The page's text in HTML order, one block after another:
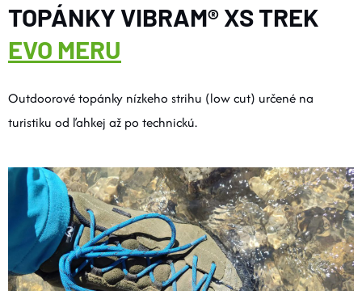
Podmienky ochrany osobných údajov
Reklamácie
Zľavové kódy Blog Moja objednávka
TOPÁNKY VIBRAM® XS TREK
EVO MERU
Outdoorové topánky nízkeho strihu (low cut) určené na
turistiku od ľahkej až po technickú.